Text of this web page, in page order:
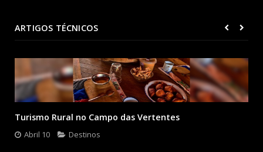
ARTIGOS TÉCNICOS
Turismo Rural no Campo das Vertentes
Abril 10 Destinos